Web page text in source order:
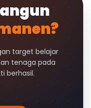
target belajar
tenaga pada
berhasil.